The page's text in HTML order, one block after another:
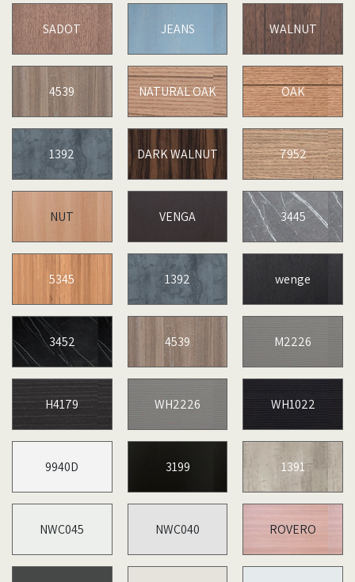
WALNUT
JEANS
SADOT
OAK
NATURAL OAK
4539
7952
DARK WALNUT
1392
3445
VENGA
NUT
wenge
1392
5345
M2226
4539
3452
WH1022
WH2226
H4179
1391
3199
9940D
ROVERO
NWC040
NWC045